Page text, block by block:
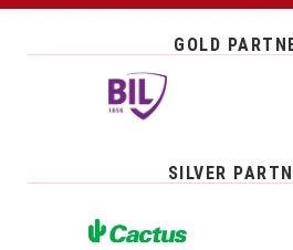
GOLD
SILVER